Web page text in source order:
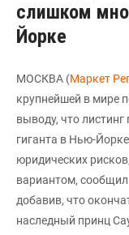
слишком
Йорке
МОСКВА (Маркет
крупнейшей в мире
выводу, что листинг
гиганта в Нью-
юридических
вариантом, сообщил
добавив, что
наследный принц